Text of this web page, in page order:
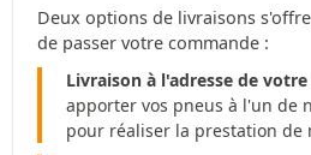
Deux options de livraisons
de passer votre commande :
Livraison à l'adresse de
apporter vos pneus à l'un de
pour réaliser la prestation de